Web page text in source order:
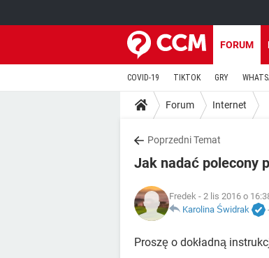
FORUM
COVID-19 TIKTOK GRY
Forum Internet
Poprzedni Temat
Jak nadać polecony
Fredek - 2 lis 2016 o
Karolina Świdrak
Proszę o dokładną